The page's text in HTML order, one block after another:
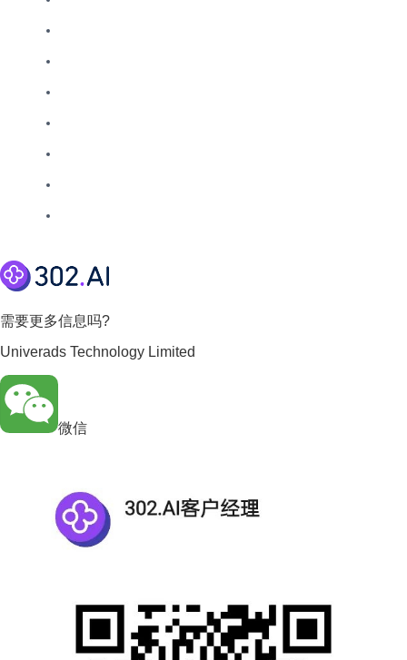
需要更多信息吗?
Univerads Technology Limited
微信